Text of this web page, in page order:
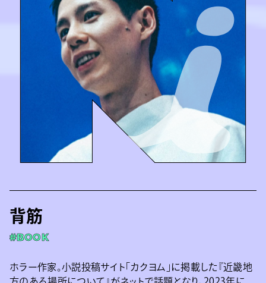
背筋
#BOOK
ホラー作家。小説投稿サイト「カクヨム」に掲載した『近畿地
方のある場所について』がネットで話題となり、2023年に